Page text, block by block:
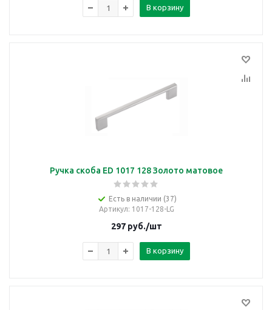
В корзину
Ручка скоба ED 1017 128 Золото матовое
Есть в наличии (37)
Артикул: 1017-128-LG
297руб./шт
В корзину